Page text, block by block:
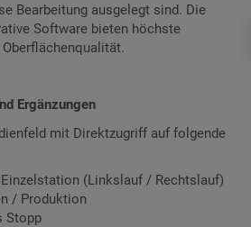
Bearbeitung ausgelegt sind. Die
Software bieten höchste
Ergänzungen
mit Direktzugriff auf folgende
(Linkslauf / Rechtslauf)
/ Produktion
Stopp